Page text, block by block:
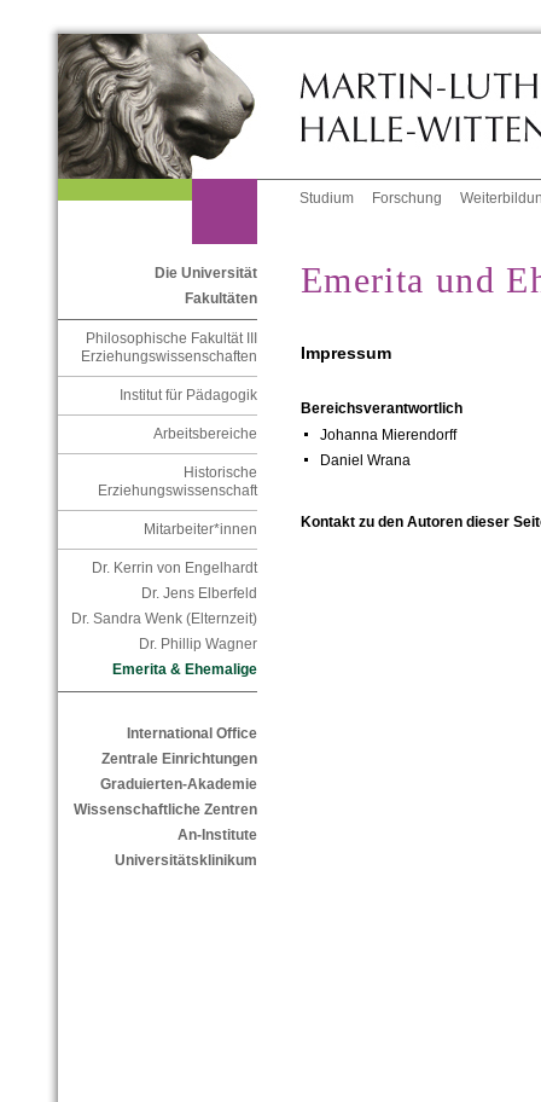
Studium Forschung
Die Universität
Fakultäten
Philosophische Fakultät III
Erziehungswissenschaften
Institut für Pädagogik
Arbeitsbereiche
Historische
Erziehungswissenschaft
Mitarbeiter*innen
Dr. Kerrin von Engelhardt
Dr. Jens Elberfeld
Dr. Sandra Wenk (Elternzeit)
Dr. Phillip Wagner
Emerita & Ehemalige
International Office
Zentrale Einrichtungen
Graduierten-Akademie
Wissenschaftliche Zentren
An-Institute
Universitätsklinikum
Emerita und
Impressum
Bereichsverantwortlich
Johanna Mierendorff
Daniel Wrana
Kontakt zu den Autoren dieser